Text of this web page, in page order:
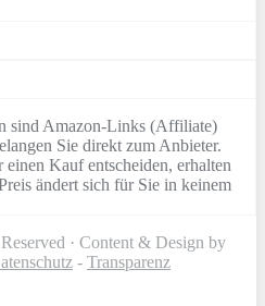
sind Amazon-Links (Affiliate)
Sie direkt zum Anbieter.
Kauf entscheiden, erhalten
ändert sich für Sie in keinem
· Content & Design by
- Transparenz